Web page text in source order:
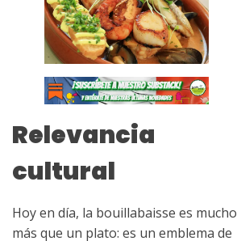
Relevancia
cultural
Hoy en día, la bouillabaisse es mucho
más que un plato: es un emblema de